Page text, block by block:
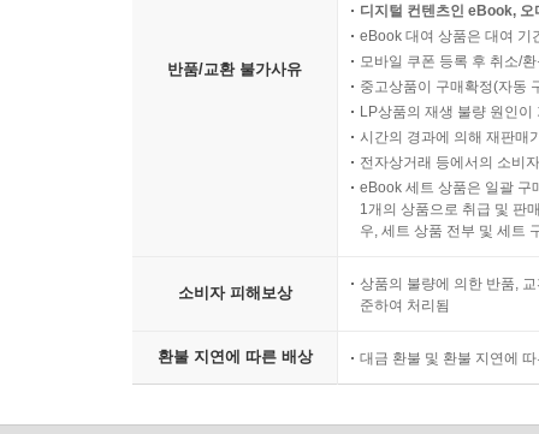
반품/교환 불가사유
디지털 컨텐츠인 eBook,
eBook 대여 상품은 대여 기
모바일 쿠폰 등록 후 취소/
중고상품이 구매확정(자동
LP상품의 재생 불량 원인
시간의 경과에 의해 재판매
전자상거래 등에서의 소비
eBook 세트 상품은 일괄 구
1개의 상품으로 취급 및 판
우, 세트 상품 전부 및 세트
소비자 피해보상
상품의 불량에 의한 반품,
준하여 처리됨
환불 지연에 따른 배상 대금 환불 및 환불 지연에